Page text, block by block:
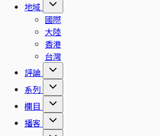
地域
國際
大陸
香港
台灣
評論
系列
欄目
播客